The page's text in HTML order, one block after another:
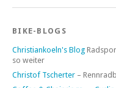
BIKE-BLOGS
Christiankoeln's Blog
so weiter
Christof Tscherter –